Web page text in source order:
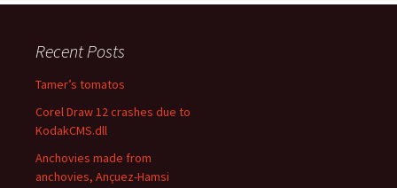
Recent Posts
Tamer’s tomatos
Corel Draw 12 crashes due to
KodakCMS.dll
Anchovies made from
anchovies, Ançuez-Hamsi